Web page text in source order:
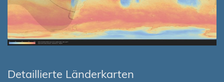
Detaillierte Länderkarten